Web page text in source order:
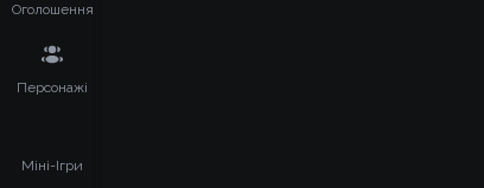
Оголошення
Персонажі
Міні-Ігри